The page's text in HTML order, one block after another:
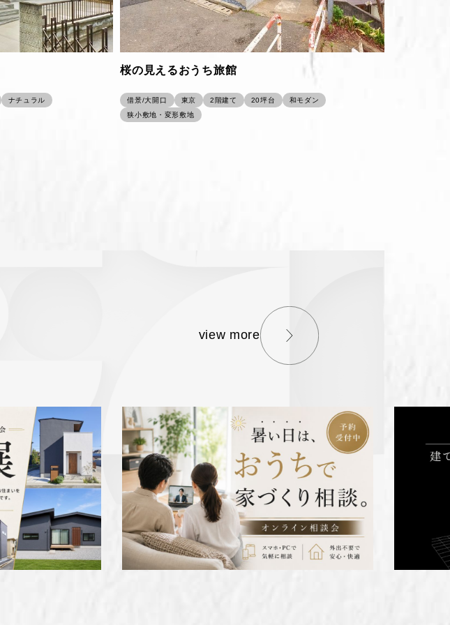
ナチュラル
桜の見えるおうち旅館
借景/大開口 東京 2階建て 20坪台
和モダン
狭小敷地・変形敷地
view more